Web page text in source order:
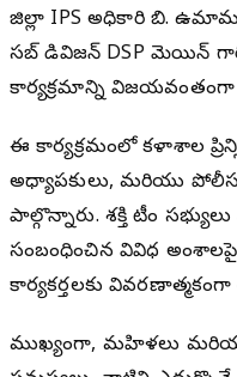
జిల్లా IPS అధికారి బి.
సబ్ డివిజన్ DSP మెయిన్
కార్యక్రమాన్ని విజయవంతంగా
ఈ కార్యక్రమంలో కళాశాల
అధ్యాపకులు, మరియు
పాల్గొన్నారు. శక్తి టీం
సంబంధించిన వివిధ అంశాలపై
కార్యకర్తలకు
ముఖ్యంగా, మహిళలు